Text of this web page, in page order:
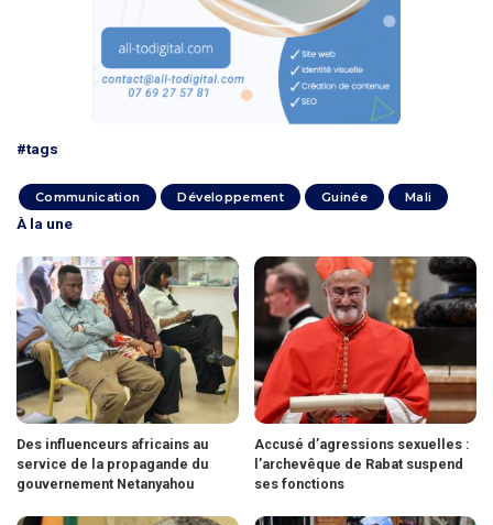
#tags
Communication Développement Guinée Mali
À la une
Des influenceurs africains au
service de la propagande du
gouvernement Netanyahou
Accusé d’agressions sexuelles :
l’archevêque de Rabat suspend
ses fonctions